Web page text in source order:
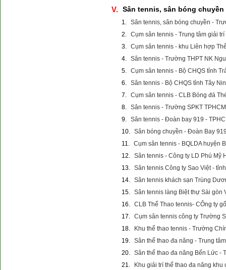
V. Sân tennis, sân bóng chuyền
1. Sân tennis, sân bóng chuyền -
2. Cụm sân tennis - Trung tâm giải
3. Cụm sân tennis - khu Liên hợp
4. Sân tennis - Trường THPT NK
5. Cụm sân tennis - Bộ CHQS tỉnh
6. Sân tennis - Bộ CHQS tỉnh Tây
7. Cụm sân tennis - CLB Bóng đá
8. Sân tennis - Trường SPKT TPHCM
9. Sân tennis - Đoàn bay 919 -
10. Sân bóng chuyền - Đoàn Bay
11. Cụm sân tennis - BQLDA huyện
12. Sân tennis - Công ty LD Phú Mỹ
13. Sân tennis Công ty Sao Việt -
14. Sân tennis khách sạn Trùng
15. Sân tennis làng Biệt thự Sài gòn
16. CLB Thể Thao tennis- CÔng ty
17. Cụm sân tennis công ty Trường
18.
Khu thể thao tennis - Trường
19. Sân thể thao đa năng - Trung
20. Sân thể thao đa năng Bến Lức -
21.
Khu giải trí thể thao đa năng khu